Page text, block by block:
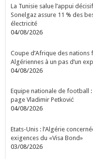
La Tunisie salue l’appui
Sonelgaz assure 11 % des
électricité
04/08/2026
Coupe d’Afrique des nations
Algériennes à un pas d’un
04/08/2026
Equipe nationale de football
page Vladimir Petković
04/08/2026
Etats-Unis : l’Algérie
exigences du «Visa Bond»
03/08/2026